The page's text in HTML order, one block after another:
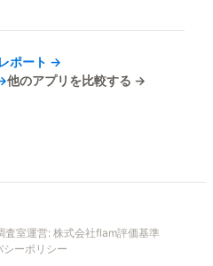
ポート →
他のアプリを比較する →
査室運営: 株式会社flam評価基準
シーポリシー